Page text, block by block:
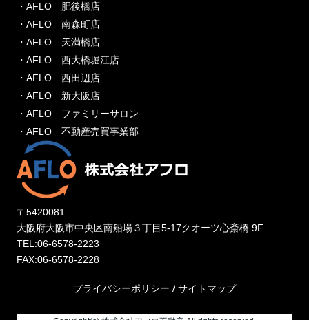
・AFLO 肥後橋店
・AFLO 南森町店
・AFLO 天満橋店
・AFLO 西大橋堀江店
・AFLO 西田辺店
・AFLO 新大阪店
・AFLO ファミリーサロン
・AFLO 不動産売買事業部
〒5420081
大阪府大阪市中央区南船場３丁目5-17クオーツ心斎橋 9F
TEL:06-6578-2223
FAX:06-6578-2228
プライバシーポリシー / サイトマップ